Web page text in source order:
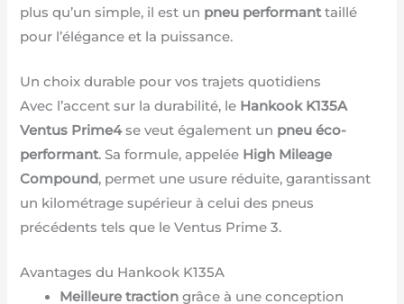
plus qu’un simple, il est un pneu performanttaillé
pour l’élégance et la puissance.
Un choix durable pour vos trajets quotidiens
Avec l’accent sur la durabilité, le Hankook K135A
Ventus Prime4se veut également un pneu éco-
performant. Sa formule, appelée High Mileage
Compound, permet une usure réduite, garantissant
un kilométrage supérieur à celui des pneus
précédents tels que le Ventus Prime 3.
Avantages du Hankook K135A
Meilleure traction grâce à une conception